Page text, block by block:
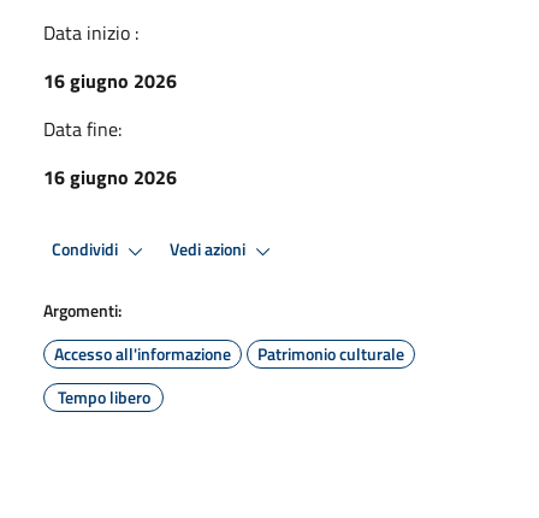
Data inizio :
16 giugno 2026
Data fine:
16 giugno 2026
Condividi Vedi azioni
Argomenti:
Accesso all'informazione
Patrimonio culturale
Tempo libero